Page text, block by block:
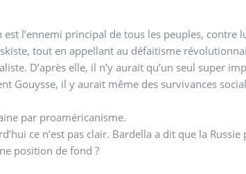
l’ennemi principal de tous les peuples, contre
tout en appellant au défaitisme
D’après elle, il n’y aurait qu’un seul super
Gouysse, il y aurait même des survivances
par proaméricanisme.
ce n’est pas clair. Bardella a dit que la
position de fond ?